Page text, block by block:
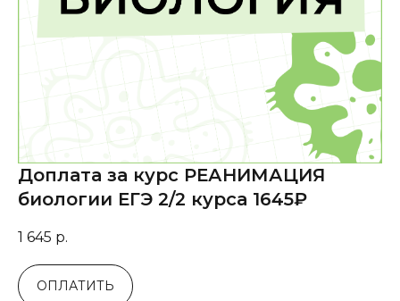
Доплата за курс РЕАНИМАЦИЯ
биологии ЕГЭ 2/2 курса 1645₽
1 645 р.
ОПЛАТИТЬ